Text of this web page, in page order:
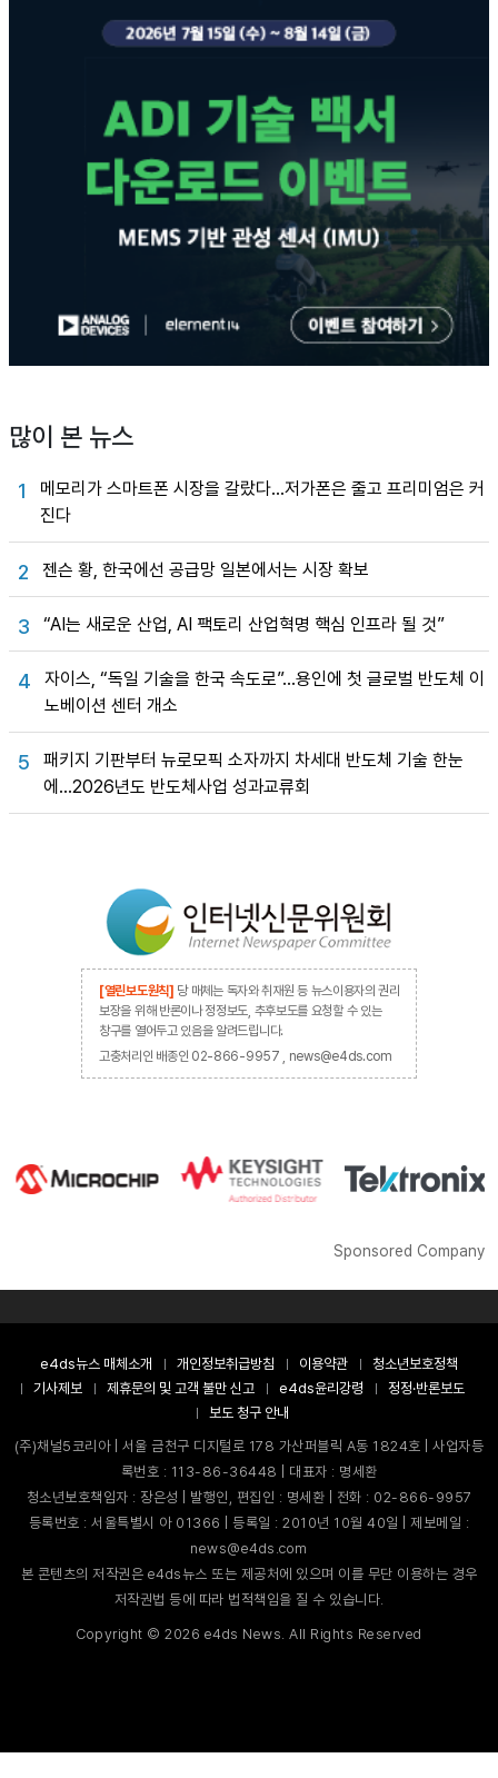
많이 본 뉴스
1
메모리가 스마트폰 시장을 갈랐다…저가폰은 줄고 프리미엄은 커
진다
2 젠슨 황, 한국에선 공급망 일본에서는 시장 확보
3 “AI는 새로운 산업, AI 팩토리 산업혁명 핵심 인프라 될 것”
4
자이스, “독일 기술을 한국 속도로”…용인에 첫 글로벌 반도체 이
노베이션 센터 개소
5
패키지 기판부터 뉴로모픽 소자까지 차세대 반도체 기술 한눈
에…2026년도 반도체사업 성과교류회
[열린보도원칙] 당 매체는 독자와 취재원 등 뉴스이용자의 권리
보장을 위해 반론이나 정정보도, 추후보도를 요청할 수 있는
창구를 열어두고 있음을 알려드립니다.
고충처리인 배종인 02-866-9957 , news@e4ds.com
Sponsored Company
e4ds뉴스 매체소개 개인정보취급방침 이용약관
청소년보호정책
기사제보
제휴문의 및 고객 불만 신고 e4ds윤리강령
정정·반론보도
보도 청구 안내
(주)채널5코리아 | 서울 금천구 디지털로 178 가산퍼블릭 A동 1824호 | 사업자등
록번호 : 113-86-36448 | 대표자 : 명세환
청소년보호책임자 : 장은성 | 발행인, 편집인 : 명세환 | 전화 : 02-866-9957
등록번호 : 서울특별시 아 01366 | 등록일 : 2010년 10월 40일 | 제보메일 :
news@e4ds.com
본 콘텐츠의 저작권은 e4ds뉴스 또는 제공처에 있으며 이를 무단 이용하는 경우
저작권법 등에 따라 법적책임을 질 수 있습니다.
Copyright ©2026 e4ds News. All Rights Reserved